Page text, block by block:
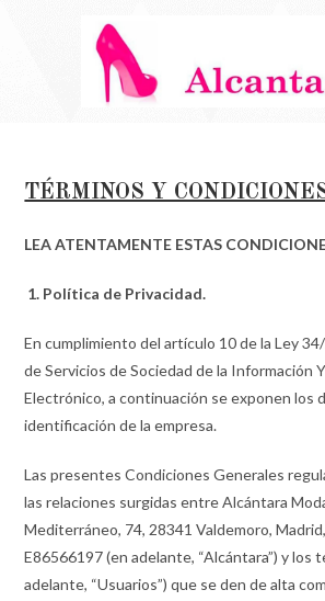
TÉRMINOS Y
LEA ATENTAMENTE ESTAS
1. Política de Privacidad.
En cumplimiento del artículo 10 de la Ley
de Servicios de Sociedad de la Información
Electrónico, a continuación se exponen los
identificación de la empresa.
Las presentes Condiciones Generales
las relaciones surgidas entre Alcántara
Mediterráneo, 74, 28341 Valdemoro,
E86566197 (en adelante, “Alcántara”) y los
adelante, “Usuarios”) que se den de alta